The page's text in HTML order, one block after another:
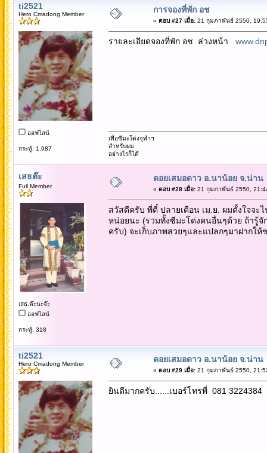
ti2521
Hero Cmadong Member
ออฟไลน์
กระทู้: 1,987
การจองที่พัก อช
« ตอบ #27 เมื่อ:21 กุมภาพันธ์ 2550,
รายละเอียดจองที่พัก อช ล่วงหน้า
เพื่อซีมะโด่งจุฬาฯ
สำหรับผม
อย่างไรก็ได้
เสธต๊ะ
Full Member
เสธ.ต๊ะนะจ๊ะ
ออฟไลน์
กระทู้: 318
ดอยเสมอดาว อ.นาน้อย จ.น่าน
« ตอบ #28 เมื่อ:21 กุมภาพันธ์ 2550,
สวัสดีครับ พี่ตี๋ ปลายเดือน เม.ย. ผมตั้งใจจะ
หน่อยนะ (รวมทั้งซีมะโด่งคนอื่นๆด้วย ถ้ารู้จั
ครับ) จะเก็บภาพสวยๆและแปลกๆมาฝากใ
ti2521
Hero Cmadong Member ดอยเสมอดาว อ.นาน้อย จ.น่าน
« ตอบ #29 เมื่อ:21 กุมภาพันธ์ 2550,
ยินดีมากครับ......เบอร์โทรพี่ 081 3224384